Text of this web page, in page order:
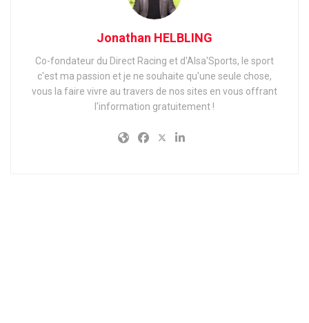
Jonathan HELBLING
Co-fondateur du Direct Racing et d'Alsa'Sports, le sport
c'est ma passion et je ne souhaite qu'une seule chose,
vous la faire vivre au travers de nos sites en vous offrant
l'information gratuitement !